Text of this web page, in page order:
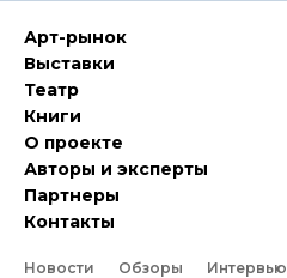
Арт-рынок
Выставки
Театр
Книги
О проекте
Авторы и эксперты
Партнеры
Контакты
Новости Обзоры Интервью